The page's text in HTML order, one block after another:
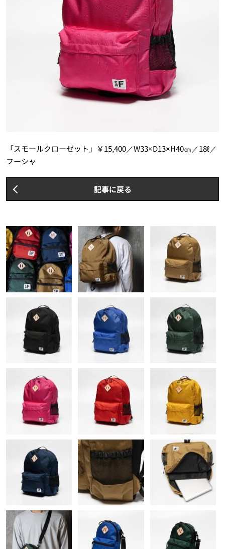
「スモールクローゼット」￥15,400／W33×D13×H40㎝／18ℓ／
フーシャ
記事に戻る